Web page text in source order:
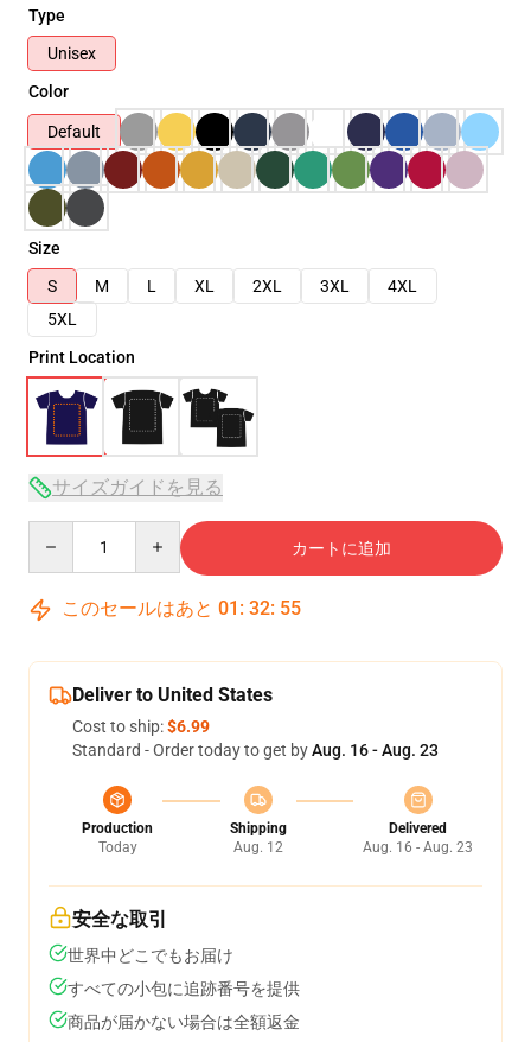
Type
Unisex
Color
Default
Size
S
M L XL 2XL 3XL
4XL
5XL
Print Location
サイズガイドを見る
カートに追加
このセールはあと 01 : 32: 54
Deliver to United States
Cost to ship:$6.99
Standard - Order today to get byAug. 16 - Aug. 23
Production
Today
Shipping
Aug. 12
Delivered
Aug. 16 - Aug. 23
安全な取引
世界中どこでもお届け
すべての小包に追跡番号を提供
商品が届かない場合は全額返金